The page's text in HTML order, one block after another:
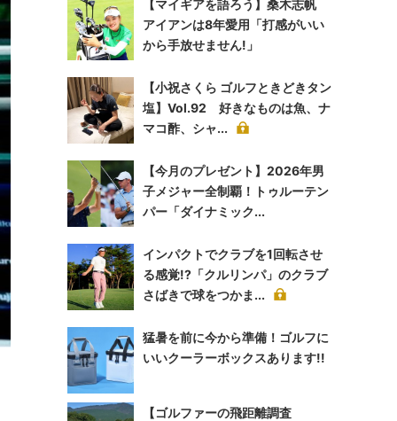
【マイギアを語ろう】桑木志帆
アイアンは8年愛用「打感がいい
から手放せません!」
【小祝さくら ゴルフときどきタン
塩】Vol.92 好きなものは魚、ナ
マコ酢、シャ...
【今月のプレゼント】2026年男
子メジャー全制覇！トゥルーテン
パー「ダイナミック...
インパクトでクラブを1回転させ
る感覚!?「クルリンパ」のクラブ
さばきで球をつかま...
猛暑を前に今から準備！ゴルフに
いいクーラーボックスあります!!
【ゴルファーの飛距離調査